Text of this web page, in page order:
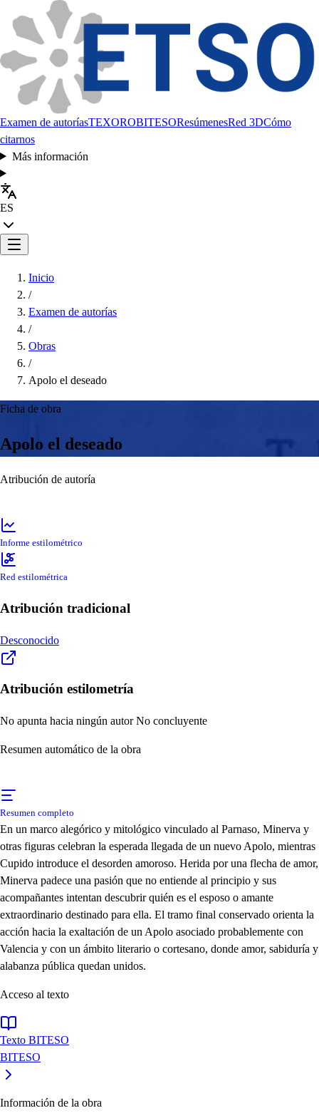
Examen de autoríasTEXOROBITESOResúmenesRed 3DCómo
citarnos
Más información
ES
Inicio
/
Examen de autorías
/
Obras
/
Apolo el deseado
Ficha de obra
Apolo el deseado
Atribución de autoría
Informe estilométrico
Red estilométrica
Atribución tradicional
Desconocido
Atribución estilometría
No apunta hacia ningún autor No concluyente
Resumen automático de la obra
Resumen completo
En un marco alegórico y mitológico vinculado al Parnaso, Minerva y
otras figuras celebran la esperada llegada de un nuevo Apolo, mientras
Cupido introduce el desorden amoroso. Herida por una flecha de amor,
Minerva padece una pasión que no entiende al principio y sus
acompañantes intentan descubrir quién es el esposo o amante
extraordinario destinado para ella. El tramo final conservado orienta la
acción hacia la exaltación de un Apolo asociado probablemente con
Valencia y con un ámbito literario o cortesano, donde amor, sabiduría y
alabanza pública quedan unidos.
Acceso al texto
Texto BITESO
BITESO
Información de la obra